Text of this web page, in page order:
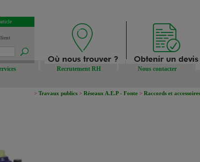
Recrutement RH Nous contacter
> Travaux publics > Réseaux A.E.P - Fonte > Raccords et